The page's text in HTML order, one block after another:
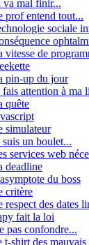
va mal finir...
prof entend tout...
sociale
vitesse de
pin-up du jour
fais attention à ma
quête
simulateur
suis un boulet...
services web
deadline
du boss
critère
respect des dates
fait la loi
pas confondre...
t-shirt des mauvais